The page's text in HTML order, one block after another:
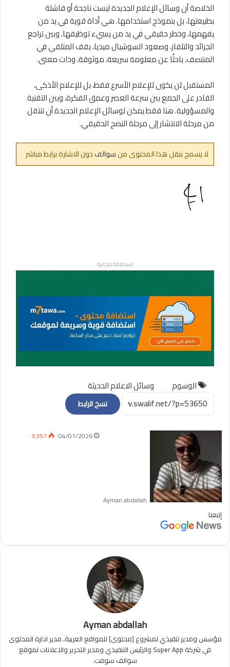
الخلاصة أن وسائل الإعلام الجديدة ليست ناجحة أو فاشلة
بطبيعتها، بل بنموذج استخدامها. هي أداة قوية في يد من
يفهمها، وخطر حقيقي في يد من يسيء توظيفها. وبين تراجع
الجرائد والتلفاز، وصعود السوشيال ميديا، يقف المتلقي في
المنتصف، باحثًا عن معلومة سريعة، موثوقة، وذات معنى.
المستقبل لن يكون للإعلام الأسرع فقط، بل للإعلام الأذكى،
القادر على الجمع بين سرعة العصر وعمق الفكرة، وبين التقنية
والمسؤولية. هنا فقط يمكن لوسائل الإعلام الجديدة أن تنتقل
من مرحلة الانتشار إلى مرحلة النضج الحقيقي.
لا يسمح بنقل هذا المحتوى منسوالفدون الاشارة برابط مباشر
استضافة مجانية
الوسوم وسائل الاعلام الحديثة
نسخ الرابط
Ayman abdallah
04/01/2026 3٬357
إتبعنا
Ayman abdallah
مؤسس ومدير تنفيذي لمشروع [محتوى] للمواقع العربية، مدير ادارة المحتوى
في شركة Super App والرئيس التنفيذي ومدير التحرير والاعلانات لموقع
سوالف سوفت.